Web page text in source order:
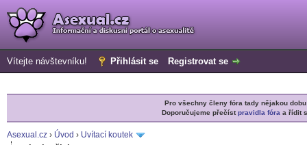
Vítejte návštevníku! Přihlásit se Registrovat se
Pro všechny členy fóra tady nějakou
Doporučujeme přečístpravidla fóra a řídit
Asexual.cz › Úvod › Uvítací koutek